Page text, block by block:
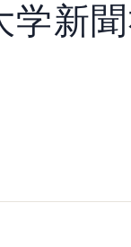
学新